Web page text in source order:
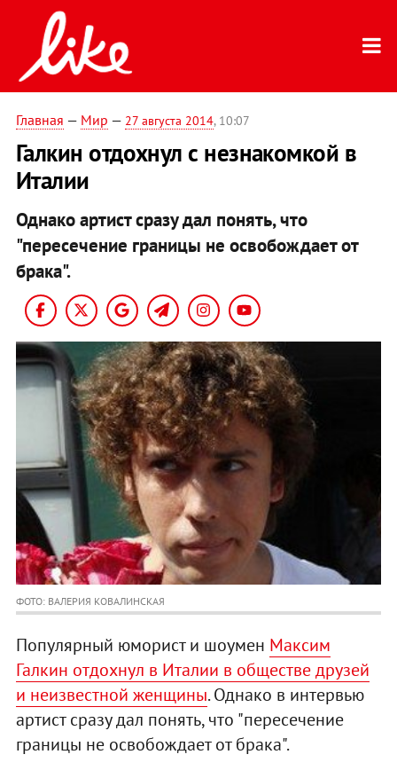
Главная — Мир — 27 августа 2014, 10:07
Галкин отдохнул с незнакомкой в
Италии
Однако артист сразу дал понять, что
"пересечение границы не освобождает от
брака".
ФОТО: ВАЛЕРИЯ КОВАЛИНСКАЯ
Популярный юморист и шоумен Максим
Галкин отдохнул в Италии в обществе друзей
и неизвестной женщины. Однако в интервью
артист сразу дал понять, что "пересечение
границы не освобождает от брака".